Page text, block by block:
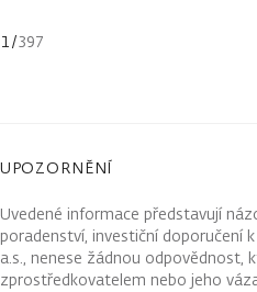
1/397
UPOZORNĚNÍ
Uvedené informace představují
poradenství, investiční doporučení
a.s., nenese žádnou
zprostředkovatelem nebo jeho